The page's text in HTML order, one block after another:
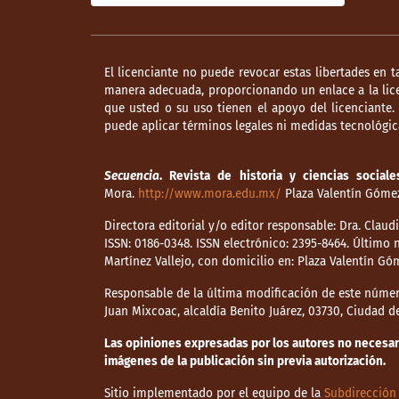
El licenciante no puede revocar estas libertades
manera adecuada, proporcionando un enlace a la
que usted o su uso tienen el apoyo del licenciante.
puede aplicar términos legales ni medidas
Secuencia. Revista de historia y ciencias
Mora. http://www.mora.edu.mx/ Plaza Valentín
Directora editorial y/o editor responsable: Dra.
ISSN: 0186-0348. ISSN electrónico: 2395-8464.
Martínez Vallejo, con domicilio en: Plaza Valentín
Responsable de la última modificación de este
Juan Mixcoac, alcaldía Benito Juárez, 03730, Ciudad
Las opiniones expresadas por los autores no
imágenes de la publicación sin previa autorización.
Sitio implementado por el equipo de la Subdirección